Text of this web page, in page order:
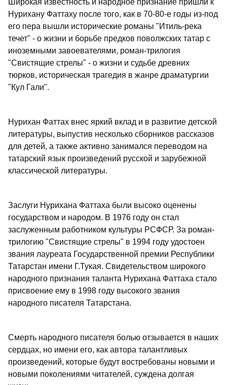
Широкая известность и народное признание пришли к
Нурихану Фаттаху после того, как в 70-80-е годы из-под
его пера вышли исторические романы "Итиль-река
течет" - о жизни и борьбе предков поволжских татар с
иноземными завоевателями, роман-трилогия
"Свистящие стрелы" - о жизни и судьбе древних
тюрков, историческая трагедия в жанре драматургии
"Кул Гали".
Нурихан Фаттах внес яркий вклад и в развитие детской
литературы, выпустив несколько сборников рассказов
для детей, а также активно занимался переводом на
татарский язык произведений русской и зарубежной
классической литературы.
Заслуги Нурихана Фаттаха были высоко оценены
государством и народом. В 1976 году он стал
заслуженным работником культуры РСФСР. За роман-
трилогию "Свистящие стрелы" в 1994 году удостоен
звания лауреата Государственной премии Республики
Татарстан имени Г.Тукая. Свидетельством широкого
народного признания таланта Нурихана Фаттаха стало
присвоение ему в 1998 году высокого звания
народного писателя Татарстана.
Смерть народного писателя болью отзывается в наших
сердцах, но имени его, как автора талантливых
произведений, которые будут востребованы новыми и
новыми поколениями читателей, суждена долгая